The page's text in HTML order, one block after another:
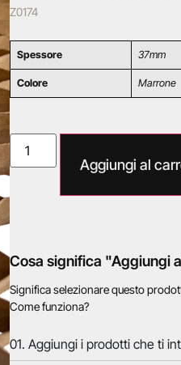
Z0174
Spessore 37mm
Colore Marrone
Aggiungi al
Cosa significa "Aggiungi
Significa selezionare questo
Come funziona?
01. Aggiungi i prodotti che ti